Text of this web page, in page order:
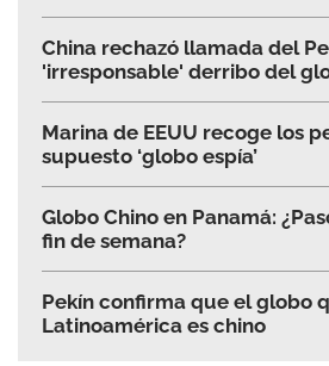
China rechazó llamada del
'irresponsable' derribo del
Marina de EEUU recoge los
supuesto ‘globo espía’
Globo Chino en Panamá:
fin de semana?
Pekín confirma que el globo
Latinoamérica es chino